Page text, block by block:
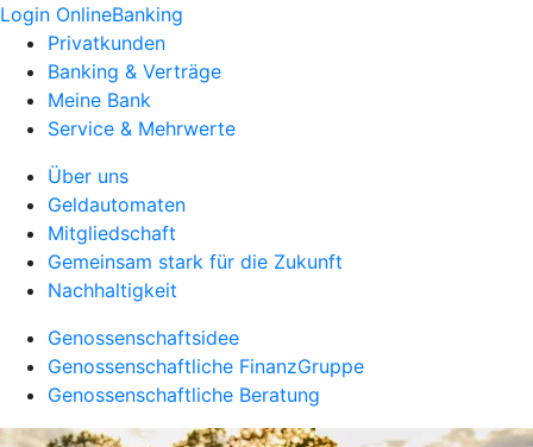
Login OnlineBanking
Privatkunden
Banking & Verträge
Meine Bank
Service & Mehrwerte
Über uns
Geldautomaten
Mitgliedschaft
Gemeinsam stark für die Zukunft
Nachhaltigkeit
Genossenschaftsidee
Genossenschaftliche FinanzGruppe
Genossenschaftliche Beratung